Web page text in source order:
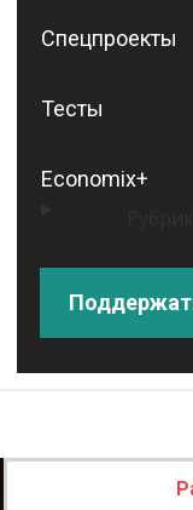
Спецпроекты
Тесты
Economix+